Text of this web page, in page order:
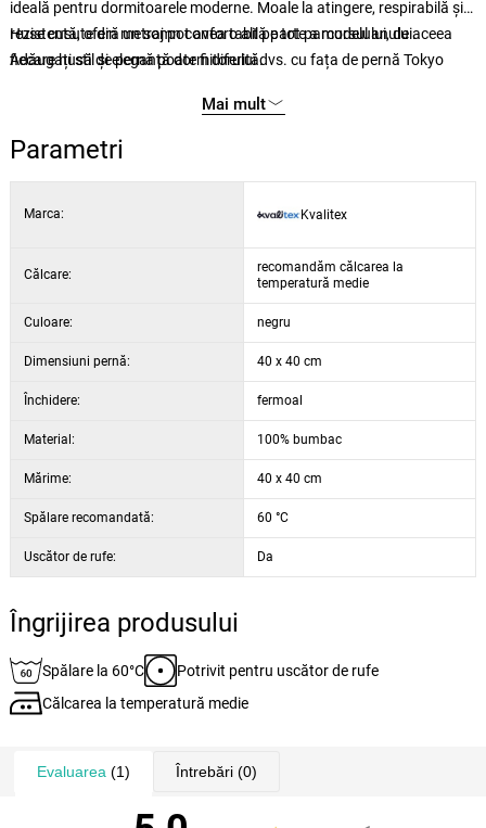
ideală pentru dormitoarele moderne. Moale la atingere, respirabilă și
rezistentă, oferă un somn confortabil pe tot parcursul anului.
Adăugați stil și eleganță dormitorului dvs. cu fața de pernă Tokyo
Huse cusute din metraj pot avea o altă parte a modelului, de aceea
fiecare husă de pernă poate fi diferită.
fermoar, care este foarte populară astăzi datorită ușurinței cu care se
schimbă. Se utilizează un fermoar de calitate cu glisor, care este
discret încastrat și nu iese din lenjerie.
Mai mult
Parametri
Marca: Kvalitex
Călcare:
recomandăm călcarea la
temperatură medie
Culoare: negru
Dimensiuni pernă: 40 x 40 cm
Închidere: fermoal
Material: 100% bumbac
Mărime: 40 x 40 cm
Spălare recomandată: 60 °C
Uscător de rufe: Da
Îngrijirea produsului
Spălare la 60°C
Potrivit pentru uscător de rufe
Călcarea la temperatură medie
Evaluarea (1) Întrebări(0)